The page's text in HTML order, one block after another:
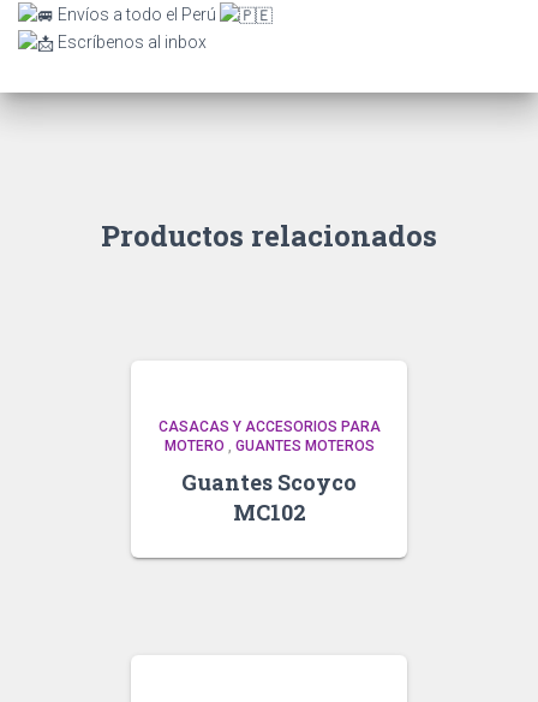
Envíos a todo el Perú
Escríbenos al inbox
Productos relacionados
CASACAS Y ACCESORIOS PARA
MOTERO , GUANTES MOTEROS
Guantes Scoyco
MC102